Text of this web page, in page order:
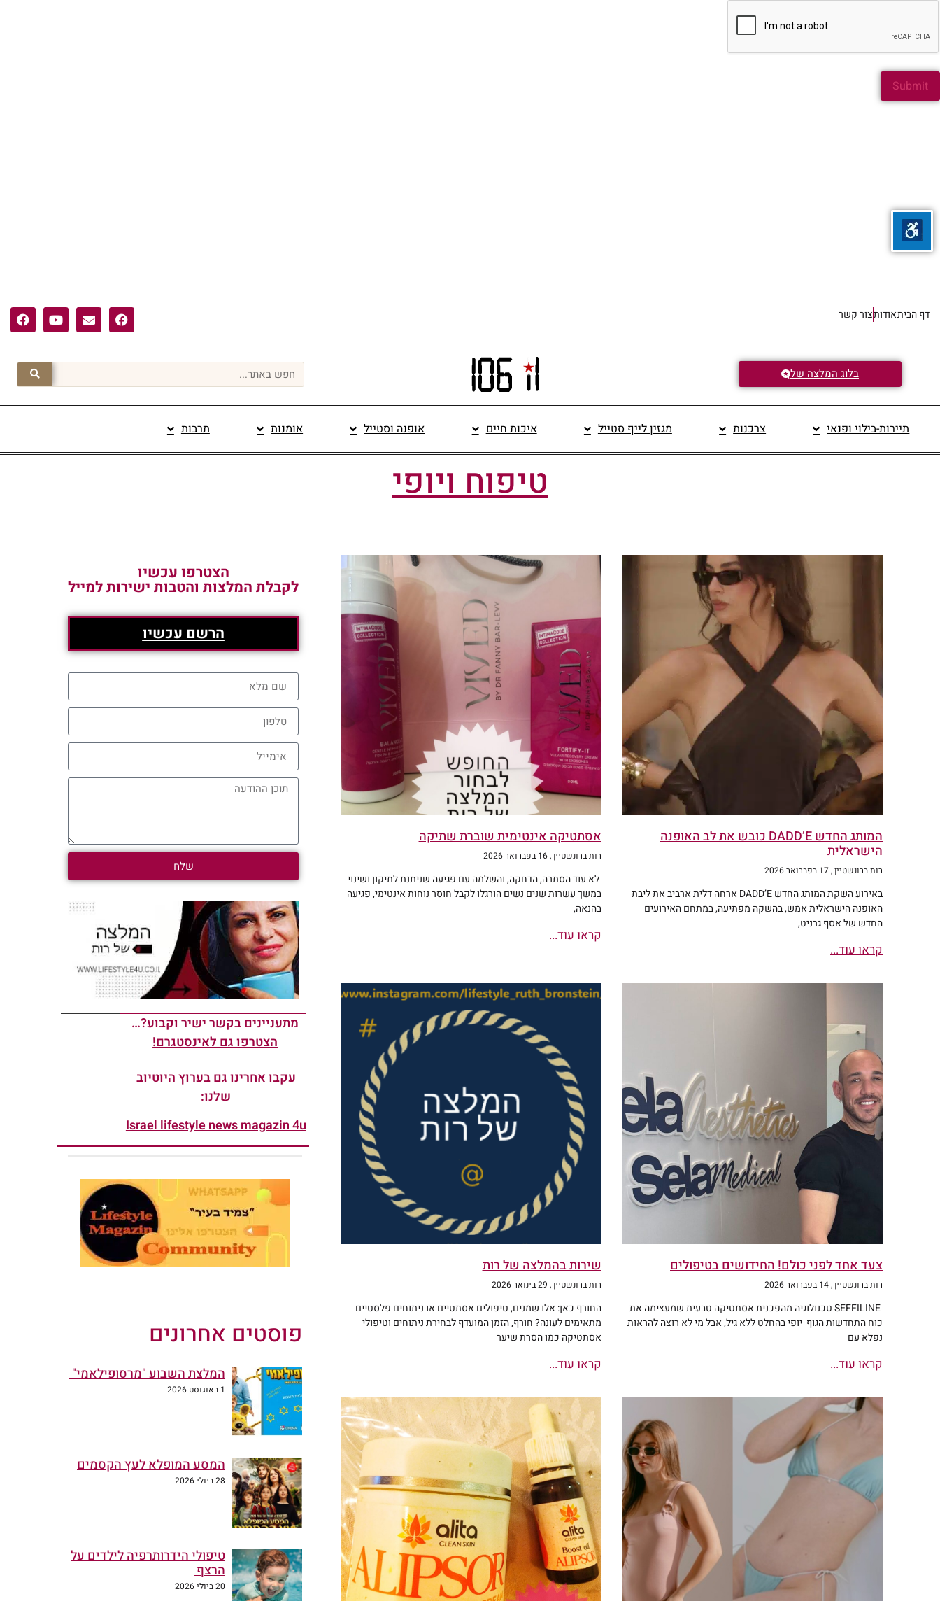
דף הביתאודותצור קשר
בלוג המלצה של
תיירות-בילוי ופנאי צרכנות מגזין לייף סטייל איכות חיים אופנה וסטייל אומנות תרבות
טיפוח ויופי
המותג החדש DADD’E כובש את לב האופנה
הישראלית
רות ברונשטיין 17 בפברואר 2026
באירוע השקת המותג החדש DADD’E ארחה דלית ארביב את ליבת
האופנה הישראלית אמש, בהשקה מפתיעה, במתחם האירועים
החדש של אסף גרניט,
קראו עוד...
אסתטיקה אינטימית שוברת שתיקה
רות ברונשטיין 16 בפברואר 2026
לא עוד הסתרה, הדחקה, והשלמה עם פגיעה שניתנת לתיקון ושינוי
במשך עשרות שנים נשים הורגלו לקבל חוסר נוחות אינטימי, פגיעה
בהנאה,
קראו עוד...
צעד אחד לפני כולם! החידושים בטיפולים
רות ברונשטיין 14 בפברואר 2026
SEFFILINE טכנולוגיה מהפכנית אסתטיקה טבעית שמעצימה את
כוח התחדשות הגוף יופי בהחלט ללא גיל, אבל מי לא רוצה להראות
נפלא עם
קראו עוד...
שירות בהמלצה של רות
רות ברונשטיין 29 בינואר 2026
החורף כאן: אלו שמנים, טיפולים אסתטיים או ניתוחים פלסטיים
מתאימים לעונה? חורף, הזמן המועדף לבחירת ניתוחים וטיפולי
אסתטיקה כמו הסרת שיער
קראו עוד...
הצטרפו עכשיו
לקבלת המלצות והטבות ישירות למייל
הרשם עכשיו
שלח
מתעניינים בקשר ישיר וקבוע?…
הצטרפו גם לאינסטגרם!
עקבו אחרינו גם בערוץ היוטיוב
שלנו:
Israel lifestyle news magazin 4u
פוסטים אחרונים
המלצת השבוע "מרסופילאמי"
1 באוגוסט 2026
המסע המופלא לעץ הקסמים
28 ביולי 2026
טיפולי הידרותרפיה לילדים על
הרצף
20 ביולי 2026